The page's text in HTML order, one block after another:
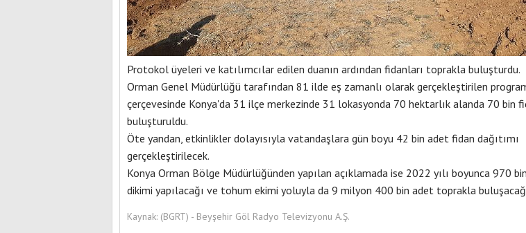
Protokol üyeleri ve katılımcılar edilen duanın ardından fidanları toprakla buluşturdu.
Orman Genel Müdürlüğü tarafından 81 ilde eş zamanlı olarak gerçekleştirilen
çerçevesinde Konya'da 31 ilçe merkezinde 31 lokasyonda 70 hektarlık alanda 70 bin
buluşturuldu.
Öte yandan, etkinlikler dolayısıyla vatandaşlara gün boyu 42 bin adet fidan dağıtımı
gerçekleştirilecek.
Konya Orman Bölge Müdürlüğünden yapılan açıklamada ise 2022 yılı boyunca 970
dikimi yapılacağı ve tohum ekimi yoluyla da 9 milyon 400 bin adet toprakla
Kaynak: (BGRT) - Beyşehir Göl Radyo Televizyonu A.Ş.